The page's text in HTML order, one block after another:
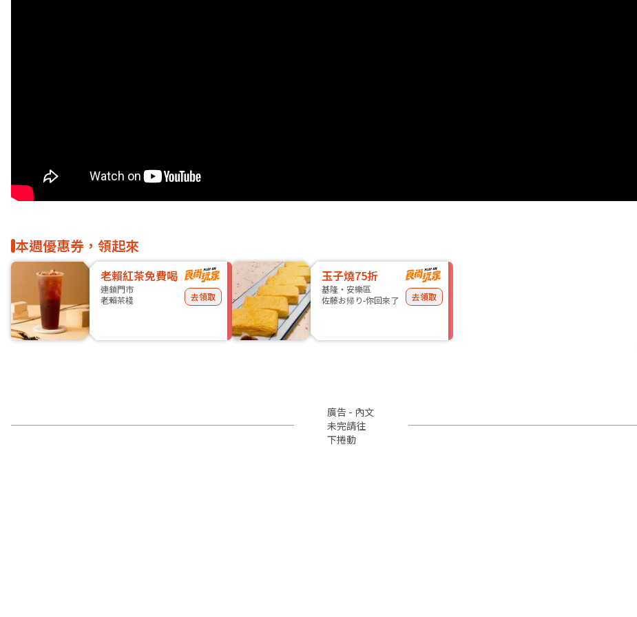
本週優惠券，領起來
老賴紅茶免費喝
連鎖門市
老賴茶棧
去領取
玉子燒75折
基隆・安樂區
佐藤お帰り-你回來了
去領取
廣告 - 內文
未完請往
下捲動